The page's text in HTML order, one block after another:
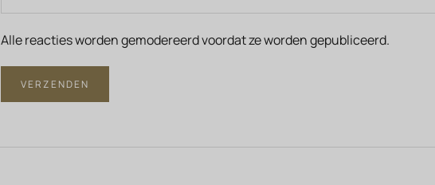
Alle reacties worden gemodereerd voordat ze worden gepubliceerd.
VERZENDEN